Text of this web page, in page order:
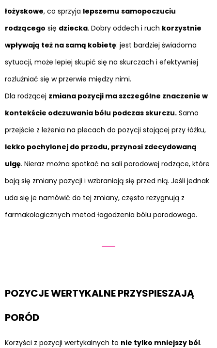
łożyskowe, co sprzyja lepszemu samopoczuciu
rodzącego się dziecka. Dobry oddech i ruch korzystnie
wpływają też na samą kobietę: jest bardziej świadoma
sytuacji, może lepiej skupić się na skurczach i efektywniej
rozluźniać się w przerwie między nimi.
Dla rodzącej zmiana pozycji ma szczególne znaczenie w
kontekście odczuwania bólu podczas skurczu. Samo
przejście z leżenia na plecach do pozycji stojącej przy łóżku,
lekko pochylonej do przodu, przynosi zdecydowaną
ulgę. Nieraz można spotkać na sali porodowej rodzące, które
boją się zmiany pozycji i wzbraniają się przed nią. Jeśli jednak
uda się je namówić do tej zmiany, często rezygnują z
farmakologicznych metod łagodzenia bólu porodowego.
POZYCJE WERTYKALNE PRZYSPIESZAJĄ
PORÓD
Korzyści z pozycji wertykalnych to nie tylko mniejszy ból.